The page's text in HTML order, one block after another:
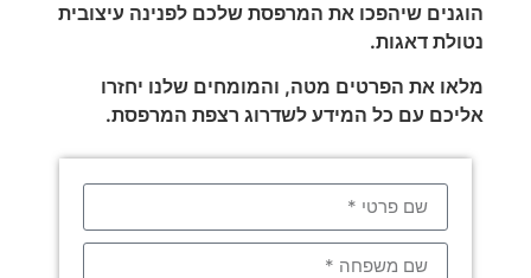
הוגנים שיהפכו את המרפסת שלכם לפנינה עיצובית
נטולת דאגות.
מלאו את הפרטים מטה, והמומחים שלנו יחזרו
אליכם עם כל המידע לשדרוג רצפת המרפסת.